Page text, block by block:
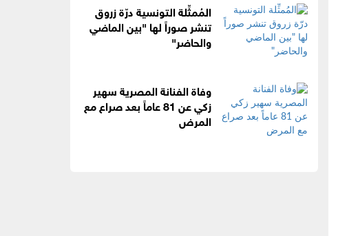
المُمثِّلة التونسية درّة زروق
تنشر صوراً لها "بين الماضي
والحاضر"
وفاة الفنانة المصرية سهير
زكي عن 81 عاماً بعد صراع مع
المرض